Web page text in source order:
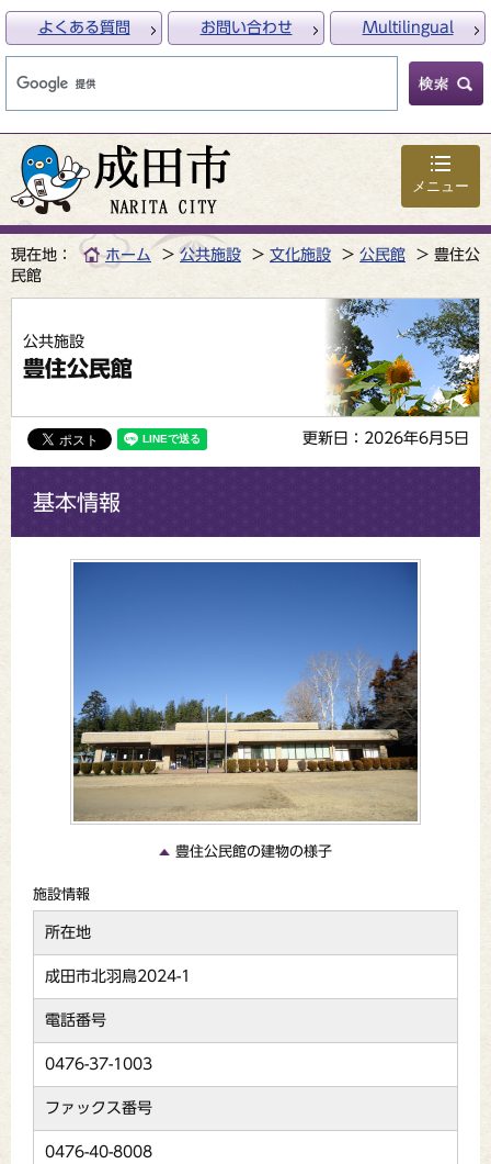
メニュー
よくある質問 お問い合わせ Multilingual
現在地： ホーム 公共施設 文化施設 公民館
豊住公
民館
公共施設
豊住公民館
更新日：2026年6月5日
基本情報
豊住公民館の建物の様子
施設情報
所在地
成田市北羽鳥2024-1
電話番号
0476-37-1003
ファックス番号
0476-40-8008